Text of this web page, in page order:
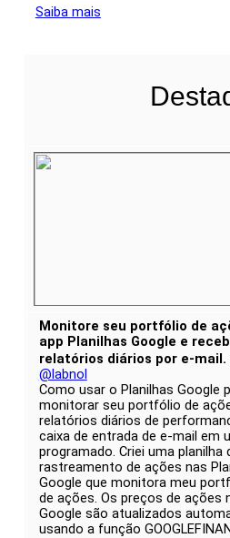
Saiba mais
Monitore seu portfólio de
app Planilhas Google e
relatórios diários por e-mail.
@labnol
Como usar o Planilhas Google
monitorar seu portfólio de
relatórios diários de
caixa de entrada de e-mail em
programado. Criei uma planilha
rastreamento de ações nas
Google que monitora meu
de ações. Os preços de ações
Google são atualizados
usando a função